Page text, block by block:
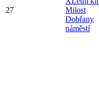
27
Milost
Dobřany
náměstí